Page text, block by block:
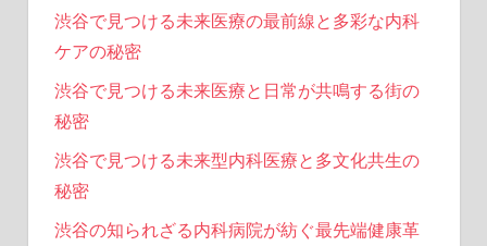
渋谷で見つける未来医療の最前線と多彩な内科
ケアの秘密
渋谷で見つける未来医療と日常が共鳴する街の
秘密
渋谷で見つける未来型内科医療と多文化共生の
秘密
渋谷の知られざる内科病院が紡ぐ最先端健康革